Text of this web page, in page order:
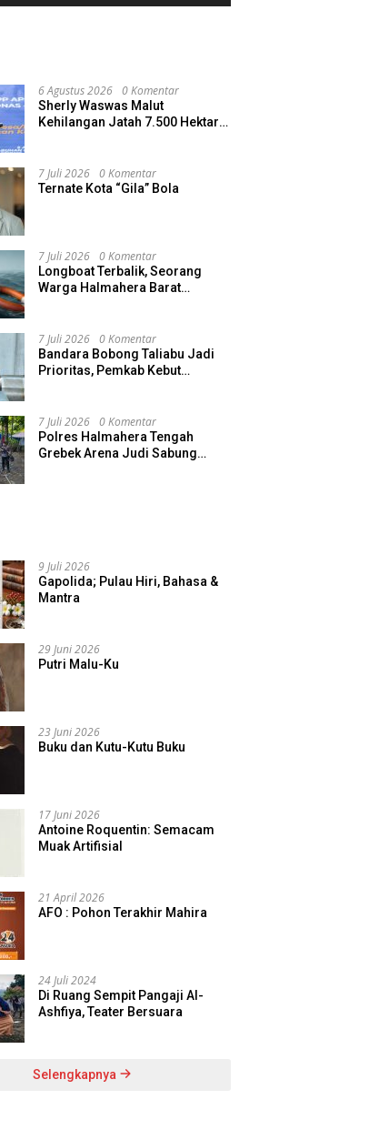
6 Agustus 2026 0 Komentar
Sherly Waswas Malut
Kehilangan Jatah 7.500 Hektare
7 Juli 2026 0 Komentar
Ternate Kota “Gila” Bola
7 Juli 2026 0 Komentar
Longboat Terbalik, Seorang
Warga Halmahera Barat
7 Juli 2026 0 Komentar
Bandara Bobong Taliabu Jadi
Prioritas, Pemkab Kebut
7 Juli 2026 0 Komentar
Polres Halmahera Tengah
Grebek Arena Judi Sabung
9 Juli 2026
Gapolida; Pulau Hiri, Bahasa &
Mantra
29 Juni 2026
Putri Malu-Ku
23 Juni 2026
Buku dan Kutu-Kutu Buku
17 Juni 2026
Antoine Roquentin: Semacam
Muak Artifisial
21 April 2026
AFO : Pohon Terakhir Mahira
24 Juli 2024
Di Ruang Sempit Pangaji Al-
Ashfiya, Teater Bersuara
Selengkapnya